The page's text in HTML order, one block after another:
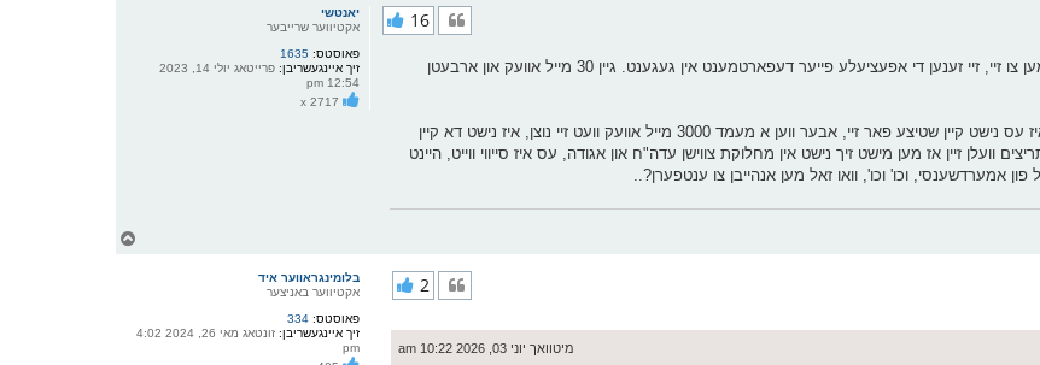
יאנטשי
אקטיווער שרייבער
פאוסטס: 1635
זיך איינגעשריבן:
פרייטאג יולי 14, 2023
12:54 pm
16
דאס אז עס איז ווייט מאכט נאר אסאך שווערער, יהדות מאנסי מוז צוקומען צו זיי, זיי זענען די אפעציעלע פייער דעפארטמענט אין געגענט. גיין 30 מייל אוועק און ארבעטן
משל למהד"ד, אין א"י ווען די ציוניסטישע פאליציי פאטראלירן א מעמד איז עס נישט קיין שטיצע פאר זיי, אבער ווען א מעמד 3000 מייל אוועק וועט זיי נוצן, איז נישט דא קיין
זיין אז מען מישט זיך נישט אין מחלוקת צווישן עדה"ח און אגודה, עס איז סייווי ווייט, היינט
אמערדשענסי, וכו' וכו', וואו זאל מען אנהייבן צו ענטפערן?..
בלומינגראווער איד
אקטיווער באניצער
פאוסטס: 334
זיך איינגעשריבן:
זונטאג מאי 26, 2024 4:02
pm
2
מיטוואך יוני 03, 2026 10:22 am